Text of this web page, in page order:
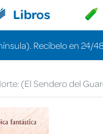
Libros
Recíbelo en 24/
(El Sendero del